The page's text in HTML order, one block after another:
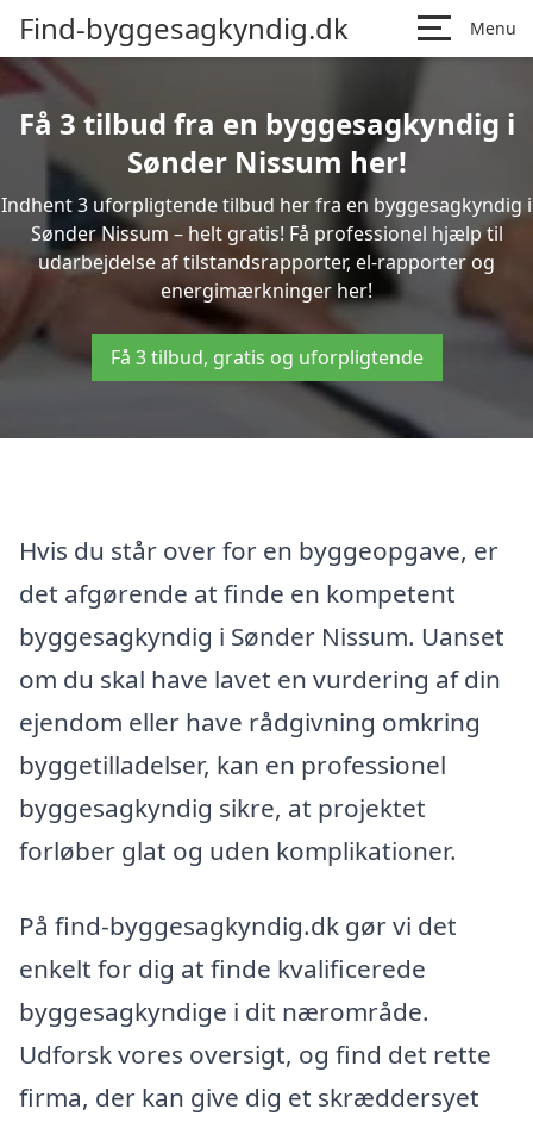
Find-byggesagkyndig.dk Menu
Få 3 tilbud fra en byggesagkyndig i
Sønder Nissum her!
Indhent 3 uforpligtende tilbud her fra en byggesagkyndig i
Sønder Nissum – helt gratis! Få professionel hjælp til
udarbejdelse af tilstandsrapporter, el-rapporter og
energimærkninger her!
Få 3 tilbud, gratis og uforpligtende
Hvis du står over for en byggeopgave, er
det afgørende at finde en kompetent
byggesagkyndig i Sønder Nissum. Uanset
om du skal have lavet en vurdering af din
ejendom eller have rådgivning omkring
byggetilladelser, kan en professionel
byggesagkyndig sikre, at projektet
forløber glat og uden komplikationer.
På find-byggesagkyndig.dk gør vi det
enkelt for dig at finde kvalificerede
byggesagkyndige i dit nærområde.
Udforsk vores oversigt, og find det rette
firma, der kan give dig et skræddersyet